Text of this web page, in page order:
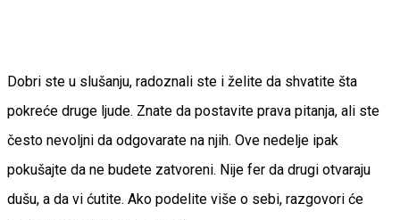
Dobri ste u slušanju, radoznali ste i želite da shvatite šta
pokreće druge ljude. Znate da postavite prava pitanja, ali ste
često nevoljni da odgovarate na njih. Ove nedelje ipak
pokušajte da ne budete zatvoreni. Nije fer da drugi otvaraju
dušu, a da vi ćutite. Ako podelite više o sebi, razgovori će